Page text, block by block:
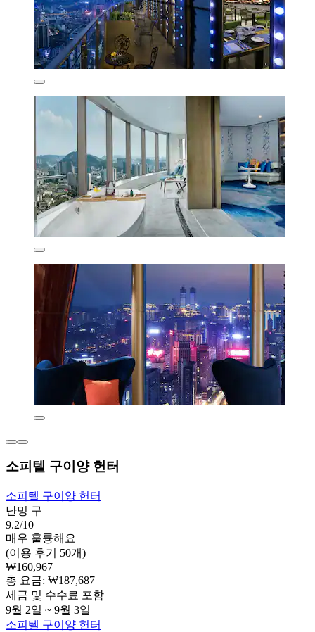
소피텔 구이양 헌터
소피텔 구이양 헌터
난밍 구
9.2/10
매우 훌륭해요
(이용 후기 50개)
₩160,967
총 요금: ₩187,687
세금 및 수수료 포함
9월 2일 ~ 9월 3일
소피텔 구이양 헌터